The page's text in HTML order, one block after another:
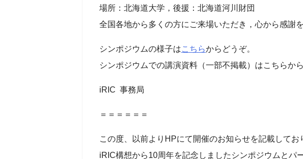
場所：北海道大学，後援：北海道河川財団
全国各地から多くの方にご来場いただき，心から感謝
シンポジウムの様子は こちらからどうぞ。
シンポジウムでの講演資料（一部不掲載）はこちらから
iRIC 事務局
＝＝＝＝＝＝
この度、以前よりHPにて開催のお知らせを記載してお
iRIC構想から10周年を記念しましたシンポジウムとパ